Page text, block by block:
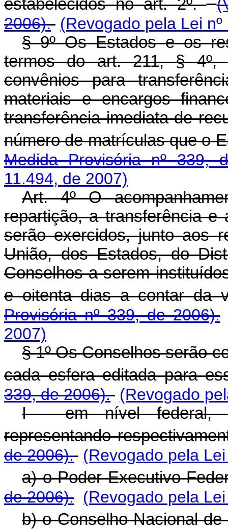
estabelecidos no art. 2º.
2006). (Revogado pela Lei
§ 9º Os Estados e os
termos do art. 211, § 4º,
convênios para
materiais e encargos
transferência imediata de
número de matrículas que o
Medida Provisória nº 339,
11.494, de 2007)
Art. 4º O
repartição, a transferência
serão exercidos, junto aos
União, dos Estados, do
Conselhos a serem
e oitenta dias a contar da
Provisória nº 339, de 2006).
2007)
§ 1º Os Conselhos serão
cada esfera editada para
339, de 2006). (Revogado
I - em nível federal,
representando
de 2006). (Revogado pela
a) o Poder Executivo
de 2006). (Revogado pela
b) o Conselho Nacional